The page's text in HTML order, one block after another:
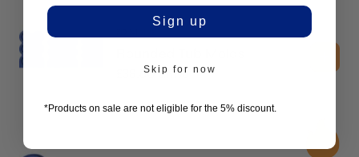
38.60 sin iva
Sign up
Skip for now
*Products on sale are not eligible for the 5% discount.